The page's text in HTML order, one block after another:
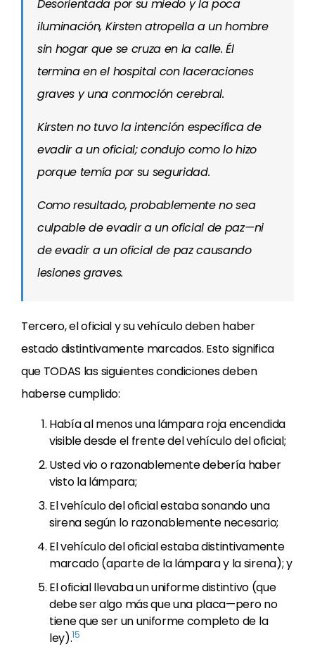
Desorientada por su miedo y la poca
iluminación, Kirsten atropella a un hombre
sin hogar que se cruza en la calle. Él
termina en el hospital con laceraciones
graves y una conmoción cerebral.
Kirsten no tuvo la intención específica de
evadir a un oficial; condujo como lo hizo
porque temía por su seguridad.
Como resultado, probablemente no sea
culpable de evadir a un oficial de paz—ni
de evadir a un oficial de paz causando
lesiones graves.
Tercero, el oficial y su vehículo deben haber
estado distintivamente marcados. Esto significa
que TODAS las siguientes condiciones deben
haberse cumplido:
Había al menos una lámpara roja encendida
visible desde el frente del vehículo del oficial;
Usted vio o razonablemente debería haber
visto la lámpara;
El vehículo del oficial estaba sonando una
sirena según lo razonablemente necesario;
El vehículo del oficial estaba distintivamente
marcado (aparte de la lámpara y la sirena); y
El oficial llevaba un uniforme distintivo (que
debe ser algo más que una placa—pero no
tiene que ser un uniforme completo de la
ley).15